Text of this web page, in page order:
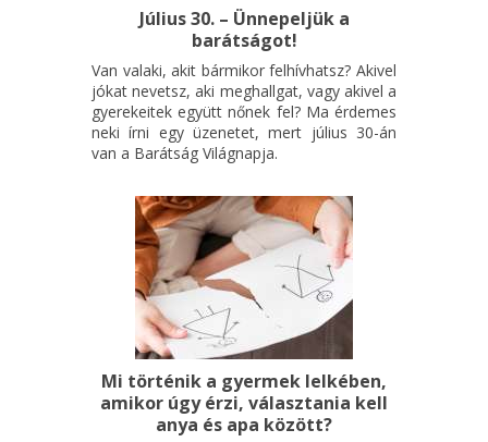
Július 30. – Ünnepeljük a
barátságot!
Van valaki, akit bármikor felhívhatsz? Akivel
jókat nevetsz, aki meghallgat, vagy akivel a
gyerekeitek együtt nőnek fel? Ma érdemes
neki írni egy üzenetet, mert július 30-án
van a Barátság Világnapja.
Mi történik a gyermek lelkében,
amikor úgy érzi, választania kell
anya és apa között?